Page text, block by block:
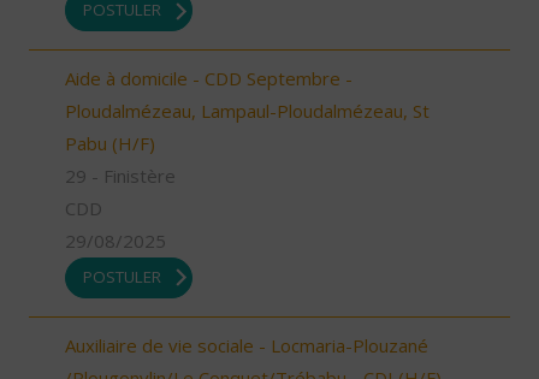
POSTULER
Aide à domicile - CDD Septembre -
Ploudalmézeau, Lampaul-Ploudalmézeau, St
Pabu (H/F)
29 - Finistère
CDD
29/08/2025
POSTULER
Auxiliaire de vie sociale - Locmaria-Plouzané